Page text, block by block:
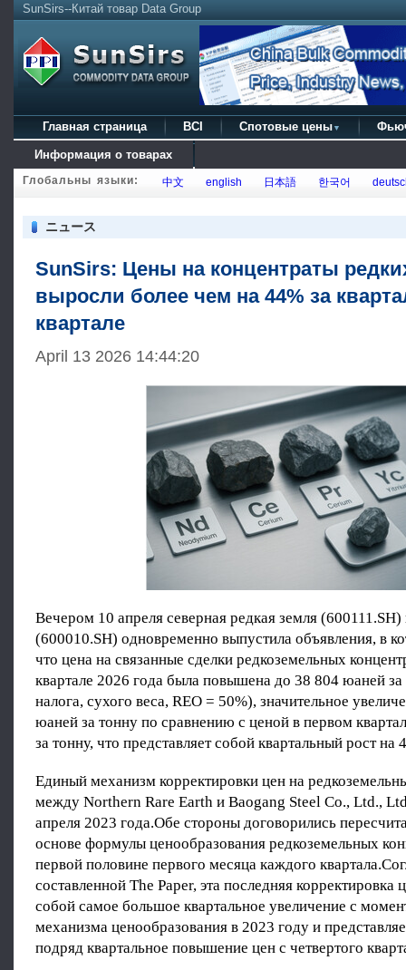
SunSirs--Китай товар Data Group
Главная страница BCI Спотовые цены ▼
Информация о товарах
Глобальны языки: 中文 english 日本語 한국어
ニュース
SunSirs: Цены на концентраты
выросли более чем на 44% за
квартале
April 13 2026 14:44:20
Вечером 10 апреля северная редкая земля
(600010.SH) одновременно выпустила объявления, в
что цена на связанные сделки редкоземельных
квартале 2026 года была повышена до 38 804 юаней за
налога, сухого веса, REO = 50%), значительное
юаней за тонну по сравнению с ценой в первом
за тонну, что представляет собой квартальный рост на
Единый механизм корректировки цен на
между Northern Rare Earth и Baogang Steel Co., Ltd.,
апреля 2023 года.Обе стороны договорились
основе формулы ценообразования редкоземельных
первой половине первого месяца каждого
составленной The Paper, эта последняя корректировка
собой самое большое квартальное увеличение с
механизма ценообразования в 2023 году и
подряд квартальное повышение цен с четвертого